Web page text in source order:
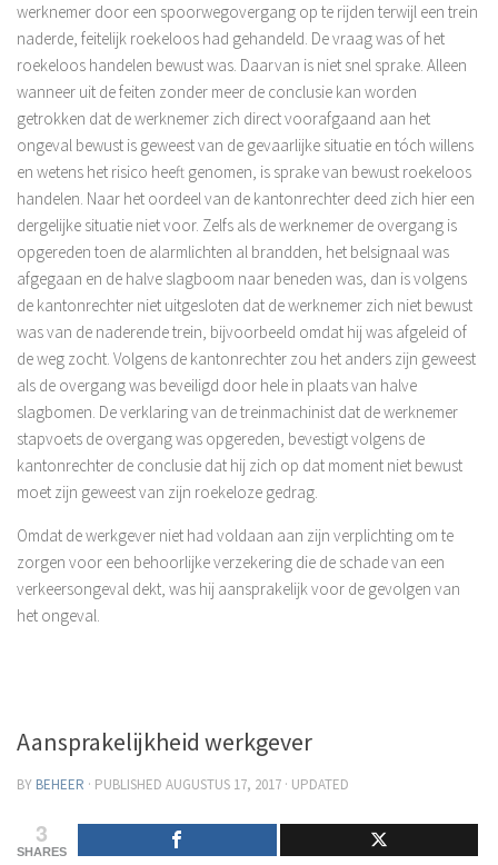
werknemer door een spoorwegovergang op te rijden terwijl een trein
naderde, feitelijk roekeloos had gehandeld. De vraag was of het
roekeloos handelen bewust was. Daarvan is niet snel sprake. Alleen
wanneer uit de feiten zonder meer de conclusie kan worden
getrokken dat de werknemer zich direct voorafgaand aan het
ongeval bewust is geweest van de gevaarlijke situatie en tóch willens
en wetens het risico heeft genomen, is sprake van bewust roekeloos
handelen. Naar het oordeel van de kantonrechter deed zich hier een
dergelijke situatie niet voor. Zelfs als de werknemer de overgang is
opgereden toen de alarmlichten al brandden, het belsignaal was
afgegaan en de halve slagboom naar beneden was, dan is volgens
de kantonrechter niet uitgesloten dat de werknemer zich niet bewust
was van de naderende trein, bijvoorbeeld omdat hij was afgeleid of
de weg zocht. Volgens de kantonrechter zou het anders zijn geweest
als de overgang was beveiligd door hele in plaats van halve
slagbomen. De verklaring van de treinmachinist dat de werknemer
stapvoets de overgang was opgereden, bevestigt volgens de
kantonrechter de conclusie dat hij zich op dat moment niet bewust
moet zijn geweest van zijn roekeloze gedrag.
Omdat de werkgever niet had voldaan aan zijn verplichting om te
zorgen voor een behoorlijke verzekering die de schade van een
verkeersongeval dekt, was hij aansprakelijk voor de gevolgen van
het ongeval.
Aansprakelijkheid werkgever
BY BEHEER · PUBLISHED AUGUSTUS 17, 2017 · UPDATED
3
SHARES